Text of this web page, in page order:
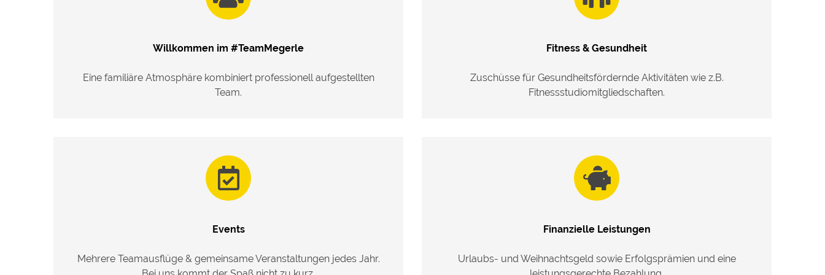
Willkommen im #TeamMegerle
Eine familiäre Atmosphäre kombiniert professionell aufgestellten
Team.
Fitness & Gesundheit
Zuschüsse für Gesundheitsfördernde Aktivitäten wie z.B.
Fitnessstudiomitgliedschaften.
Events
Mehrere Teamausflüge & gemeinsame Veranstaltungen jedes Jahr.
Finanzielle Leistungen
Urlaubs- und Weihnachtsgeld sowie Erfolgsprämien und eine